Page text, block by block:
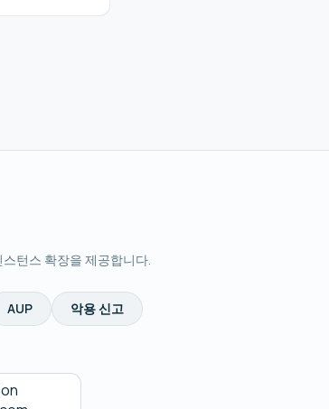
턴스 확장을 제공합니다.
AUP 악용 신고